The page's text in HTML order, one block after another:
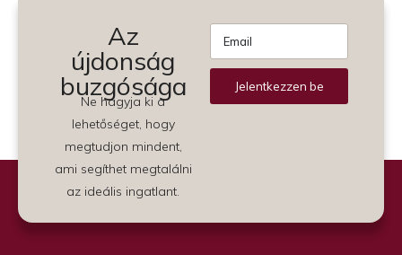
Az
újdonság
buzgósága
Ne hagyja ki a
lehetőséget, hogy
megtudjon mindent,
ami segíthet megtalálni
az ideális ingatlant.
Jelentkezzen be